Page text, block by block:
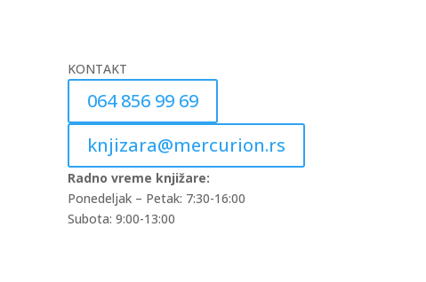
KONTAKT
064 856 99 69
knjizara@mercurion.rs
Radno vreme knjižare:
Ponedeljak – Petak: 7:30-16:00
Subota: 9:00-13:00